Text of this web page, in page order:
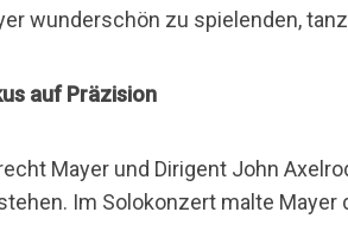
wunderschön zu spielenden,
auf Präzision
Mayer und Dirigent John
Im Solokonzert malte Mayer